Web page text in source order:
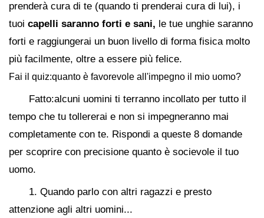
prenderà cura di te (quando ti prenderai cura di lui), i
tuoi capelli saranno forti e sani, le tue unghie saranno
forti e raggiungerai un buon livello di forma fisica molto
più facilmente, oltre a essere più felice.
Fai il quiz:quanto è favorevole all'impegno il mio uomo?
Fatto:alcuni uomini ti terranno incollato per tutto il
tempo che tu tollererai e non si impegneranno mai
completamente con te. Rispondi a queste 8 domande
per scoprire con precisione quanto è socievole il tuo
uomo.
1. Quando parlo con altri ragazzi e presto
attenzione agli altri uomini...